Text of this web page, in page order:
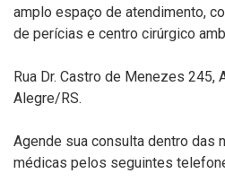
amplo espaço de atendimento,
de perícias e centro cirúrgico
Rua Dr. Castro de Menezes 245,
Alegre/RS.
Agende sua consulta dentro das
médicas pelos seguintes